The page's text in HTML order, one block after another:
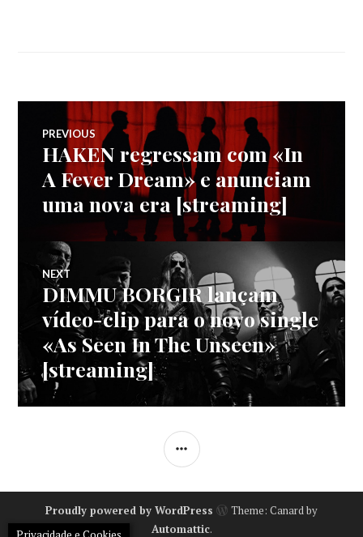
Navegação
de
artigos
PREVIOUS
Previous
post:
HAKEN regressam com «In
A Fever Dream» e anunciam
uma nova era [streaming]
NEXT
Next
post:
DIMMU BORGIR lançam
vídeo-clip para o novo single
«As Seen In The Unseen»
[streaming]
SIDEBAR
Proudly powered by WordPress
Theme: Canard by
Automattic.